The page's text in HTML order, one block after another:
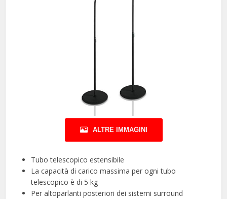
ALTRE IMMAGINI
Tubo telescopico estensibile
La capacità di carico massima per ogni tubo
telescopico è di 5 kg
Per altoparlanti posteriori dei sistemi surround